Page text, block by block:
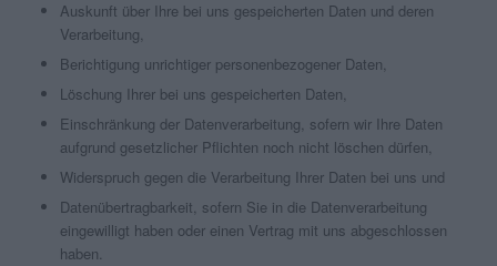
Auskunft über Ihre bei uns gespeicherten Daten und deren
Verarbeitung,
Berichtigung unrichtiger personenbezogener Daten,
Löschung Ihrer bei uns gespeicherten Daten,
Einschränkung der Datenverarbeitung, sofern wir Ihre Daten
aufgrund gesetzlicher Pflichten noch nicht löschen dürfen,
Widerspruch gegen die Verarbeitung Ihrer Daten bei uns und
Datenübertragbarkeit, sofern Sie in die Datenverarbeitung
eingewilligt haben oder einen Vertrag mit uns abgeschlossen
haben.